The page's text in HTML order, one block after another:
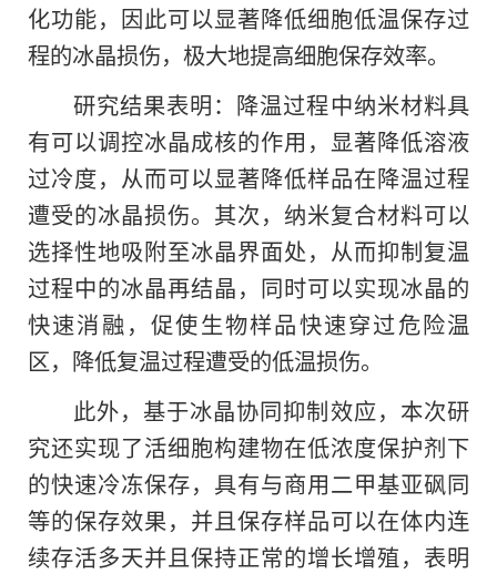
化功能，因此可以显著降低细胞低温保存过
程的冰晶损伤，极大地提高细胞保存效率。
研究结果表明：降温过程中纳米材料具
有可以调控冰晶成核的作用，显著降低溶液
过冷度，从而可以显著降低样品在降温过程
遭受的冰晶损伤。其次，纳米复合材料可以
选择性地吸附至冰晶界面处，从而抑制复温
过程中的冰晶再结晶，同时可以实现冰晶的
快速消融，促使生物样品快速穿过危险温
区，降低复温过程遭受的低温损伤。
此外，基于冰晶协同抑制效应，本次研
究还实现了活细胞构建物在低浓度保护剂下
的快速冷冻保存，具有与商用二甲基亚砜同
等的保存效果，并且保存样品可以在体内连
续存活多天并且保持正常的增长增殖，表明